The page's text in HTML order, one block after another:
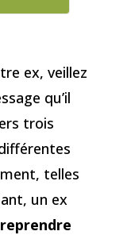
ex, veillez
qu’il
trois
telles
un ex
reprendre